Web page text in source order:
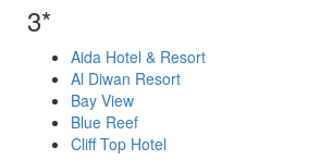
3*
Aida Hotel & Resort
Al Diwan Resort
Bay View
Blue Reef
Cliff Top Hotel